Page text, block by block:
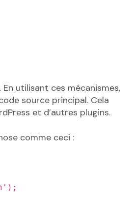
utilisant ces mécanismes,
source principal. Cela
et d’autres plugins.
comme ceci :